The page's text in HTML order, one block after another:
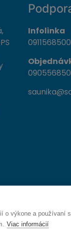
o výkone a používaní
Viac informácií
Infolinka
0911568500
05 Trenčín
Právo na